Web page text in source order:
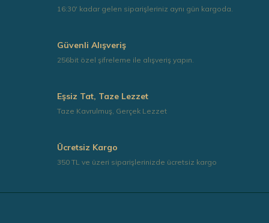
16:30' kadar gelen siparişleriniz aynı gün kargoda.
Güvenli Alışveriş
256bit özel şifreleme ile alışveriş yapın.
Eşsiz Tat, Taze Lezzet
Taze Kavrulmuş, Gerçek Lezzet
Ücretsiz Kargo
350 TL ve üzeri siparişlerinizde ücretsiz kargo